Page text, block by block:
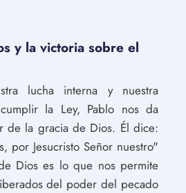
y la victoria sobre el
lucha interna y nuestra
la Ley, Pablo nos da
de la gracia de Dios. Él dice:
por Jesucristo Señor nuestro"
Dios es lo que nos permite
del poder del pecado